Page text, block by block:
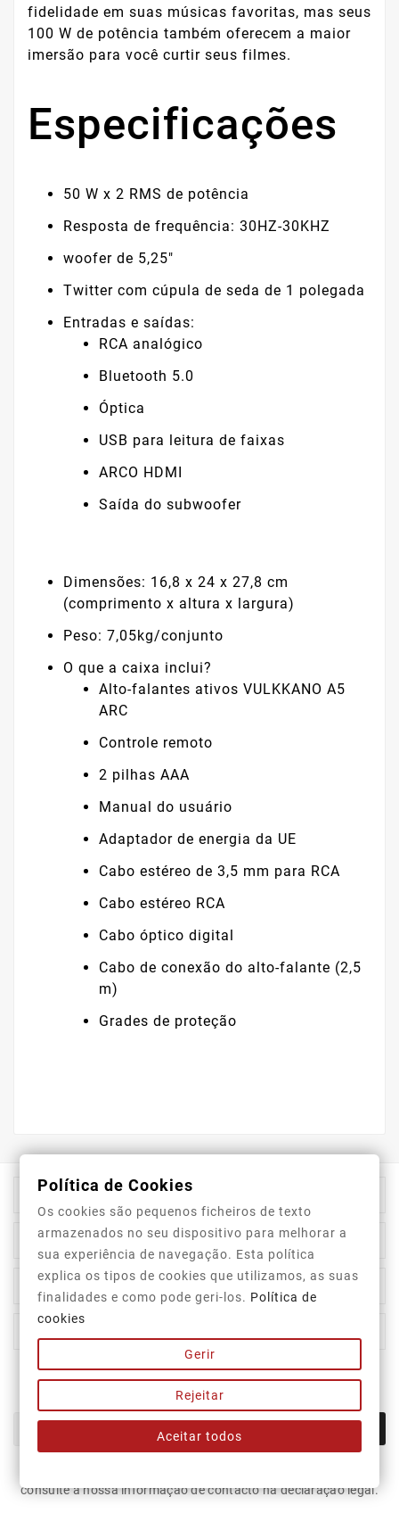
fidelidade em suas músicas favoritas, mas seus
100 W de potência também oferecem a maior
imersão para você curtir seus filmes.
Especificações
50 W x 2 RMS de potência
Resposta de frequência: 30HZ-30KHZ
woofer de 5,25"
Twitter com cúpula de seda de 1 polegada
Entradas e saídas:
RCA analógico
Bluetooth 5.0
Óptica
USB para leitura de faixas
ARCO HDMI
Saída do subwoofer
Dimensões: 16,8 x 24 x 27,8 cm
(comprimento x altura x largura)
Peso: 7,05kg/conjunto
O que a caixa inclui?
Alto-falantes ativos VULKKANO A5
ARC
Controle remoto
2 pilhas AAA
Manual do usuário
Adaptador de energia da UE
Cabo estéreo de 3,5 mm para RCA
Cabo estéreo RCA
Cabo óptico digital
Cabo de conexão do alto-falante (2,5
m)
Grades de proteção
Informação Da Loja
Top Categorias
A Nossa Empresa

Newsletter
consulte a nossa informação de contacto na declaração legal.
Política de Cookies
Os cookies são pequenos ficheiros de texto
armazenados no seu dispositivo para melhorar a
sua experiência de navegação. Esta política
explica os tipos de cookies que utilizamos, as suas
finalidades e como pode geri-los. Política de
cookies
Gerir
Rejeitar
Aceitar todos